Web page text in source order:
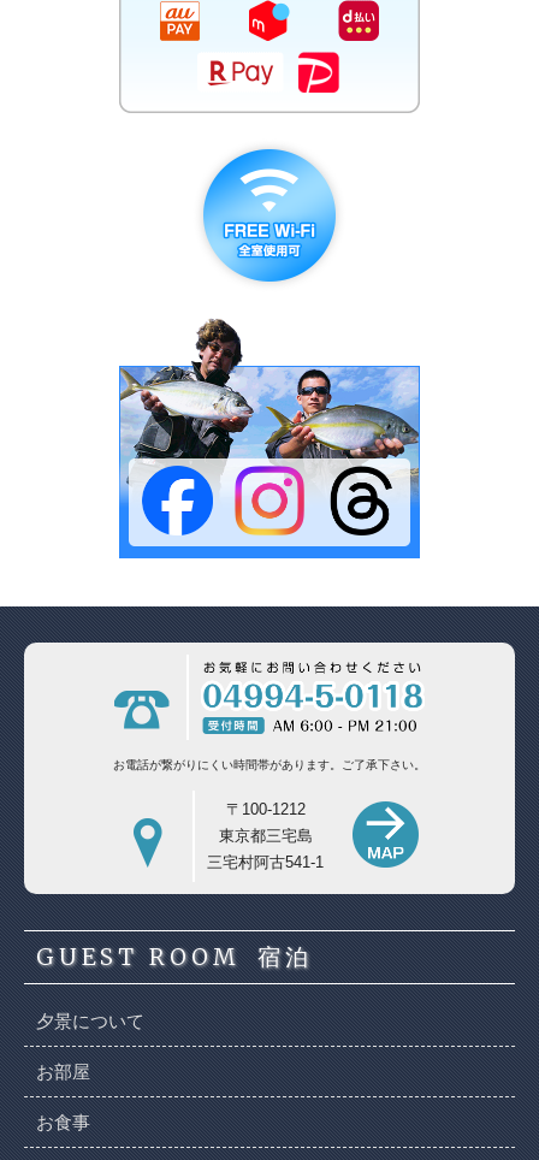
お電話が繋がりにくい時間帯があります。 ご了承下さい。
〒100-1212
東京都三宅島
三宅村阿古541-1
GUEST ROOM 宿泊
夕景について
お部屋
お食事